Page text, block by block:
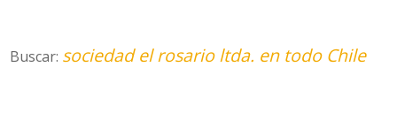
Buscar: sociedad el rosario ltda. en todo Chile